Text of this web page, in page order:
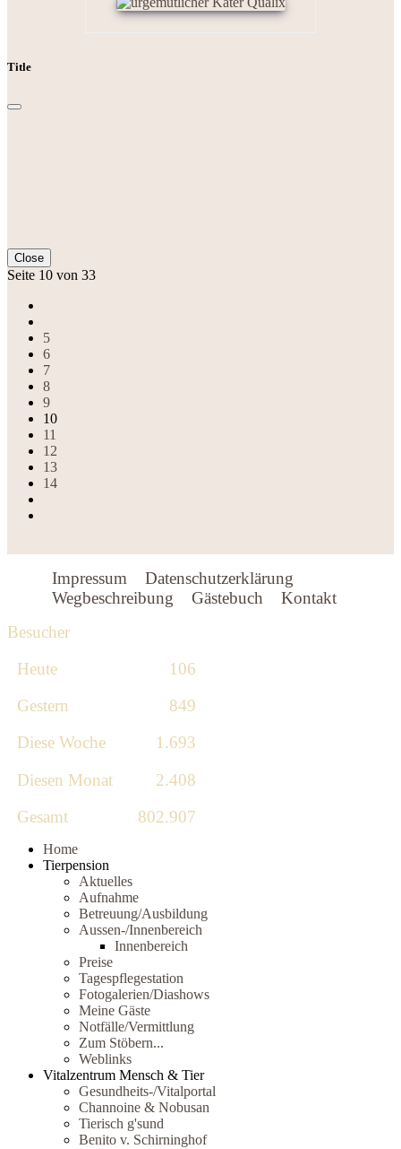
Title
Close
Seite 10 von 33
5
6
7
8
9
10
11
12
13
14
Impressum
Datenschutzerklärung
Wegbeschreibung
Gästebuch
Kontakt
Besucher
Heute
106
Gestern
849
Diese Woche
1.693
Diesen Monat
2.408
Gesamt
802.907
Home
Tierpension
Aktuelles
Aufnahme
Betreuung/Ausbildung
Aussen-/Innenbereich
Innenbereich
Preise
Tagespflegestation
Fotogalerien/Diashows
Meine Gäste
Notfälle/Vermittlung
Zum Stöbern...
Weblinks
Vitalzentrum Mensch & Tier
Gesundheits-/Vitalportal
Channoine & Nobusan
Tierisch g'sund
Benito v. Schirninghof